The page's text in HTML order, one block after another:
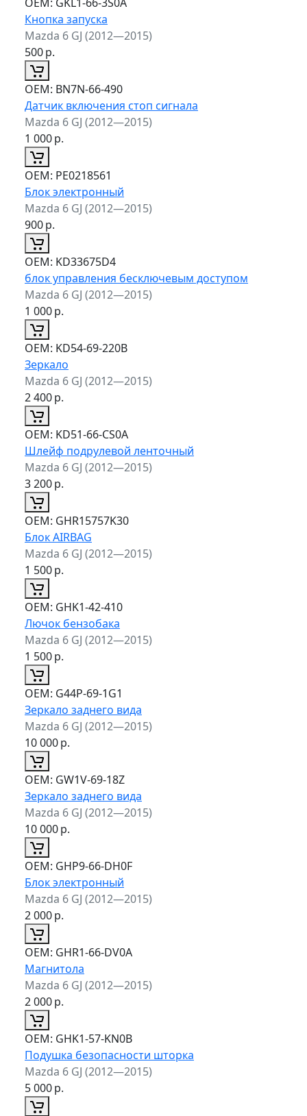
Кнопка запуска
Mazda 6 GJ (2012—2015)
500р.
ОЕМ: BN7N-66-490
Датчик включения стоп сигнала
Mazda 6 GJ (2012—2015)
1 000р.
ОЕМ: PE0218561
Блок электронный
Mazda 6 GJ (2012—2015)
900р.
ОЕМ: KD33675D4
блок управления бесключевым доступом
Mazda 6 GJ (2012—2015)
1 000р.
ОЕМ: KD54-69-220B
Зеркало
Mazda 6 GJ (2012—2015)
2 400р.
ОЕМ: KD51-66-CS0A
Шлейф подрулевой ленточный
Mazda 6 GJ (2012—2015)
3 200р.
ОЕМ: GHR15757K30
Блок AIRBAG
Mazda 6 GJ (2012—2015)
1 500р.
ОЕМ: GHK1-42-410
Лючок бензобака
Mazda 6 GJ (2012—2015)
1 500р.
ОЕМ: G44P-69-1G1
Зеркало заднего вида
Mazda 6 GJ (2012—2015)
10 000р.
ОЕМ: GW1V-69-18Z
Зеркало заднего вида
Mazda 6 GJ (2012—2015)
10 000р.
ОЕМ: GHP9-66-DH0F
Блок электронный
Mazda 6 GJ (2012—2015)
2 000р.
ОЕМ: GHR1-66-DV0A
Магнитола
Mazda 6 GJ (2012—2015)
2 000р.
ОЕМ: GHK1-57-KN0B
Подушка безопасности шторка
Mazda 6 GJ (2012—2015)
5 000р.